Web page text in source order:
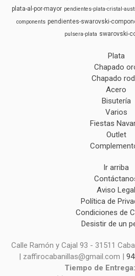
plata-al-por-mayor pendientes-plata-cristal-
components pendientes-swarovski-
pulsera-plata swarovski-
Plata
Chapado
Chapado
Acero
Bisutería
Varios
Fiestas
Outlet
Ir arriba
Aviso Legal
Política de
Condiciones de
Desistir de un
Calle Ramón y Cajal 93 - 31511
| zaffirocabanillas@gmail.com |
Tiempo de Entrega: